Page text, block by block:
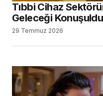
Tıbbi Cihaz
Geleceği Konuşuldu
29 Temmuz 2026